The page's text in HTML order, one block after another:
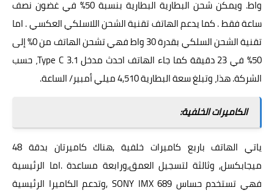
واط. ويمكن شحن البطارية البطارية بنسبة 50% في غضون نصف
ساعة فقط . كما يدعم الهاتف تقنية الشحن اللاسلكي العكسي . اما
تقنية الشحن السلكي بقدرة 30 واط فهي تشحن الهاتف من 0% إلى
50% في 23 دقيقة كما جاء الهاتف احدث مدخل Type C 3.1، حسب
الشركة. هذا، وتبلغ سعة البطارية 4,510 ميلي أمبير/ الساعة.
الكاميرات الخلفية:
ياتي الهاتف باربع كاميرات خلفية ,هناك كاميرتان بدقة 48
ميجابكسل, وثالثة لتسجيل العمق,ورابعة مساعدة .اما الرئيسية
فهي تستخدم حساس SONY IMX 689 ,وتدعم الكاميرا الرئيسية